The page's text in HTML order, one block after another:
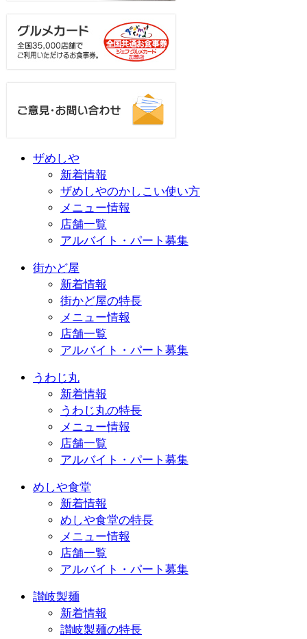
ザめしや
新着情報
ザめしやのかしこい使い方
メニュー情報
店舗一覧
アルバイト・パート募集
街かど屋
新着情報
街かど屋の特長
メニュー情報
店舗一覧
アルバイト・パート募集
うわじ丸
新着情報
うわじ丸の特長
メニュー情報
店舗一覧
アルバイト・パート募集
めしや食堂
新着情報
めしや食堂の特長
メニュー情報
店舗一覧
アルバイト・パート募集
讃岐製麺
新着情報
讃岐製麺の特長